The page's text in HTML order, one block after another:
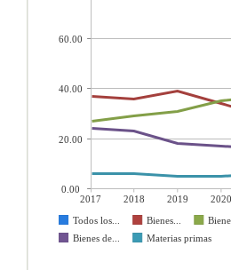
2017 2018 2019 2020
Todos los...
Bienes...
Bienes de...
Materias primas
60.00
40.00
20.00
0.00